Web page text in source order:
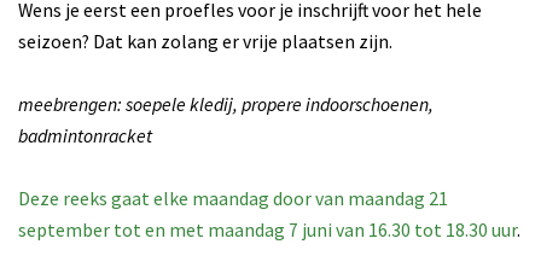
Wens je eerst een proefles voor je inschrijft voor het hele
seizoen? Dat kan zolang er vrije plaatsen zijn.
meebrengen: soepele kledij, propere indoorschoenen,
badmintonracket
Deze reeks gaat elke maandag door van maandag 21
september tot en met maandag 7 juni van 16.30 tot 18.30 uur.